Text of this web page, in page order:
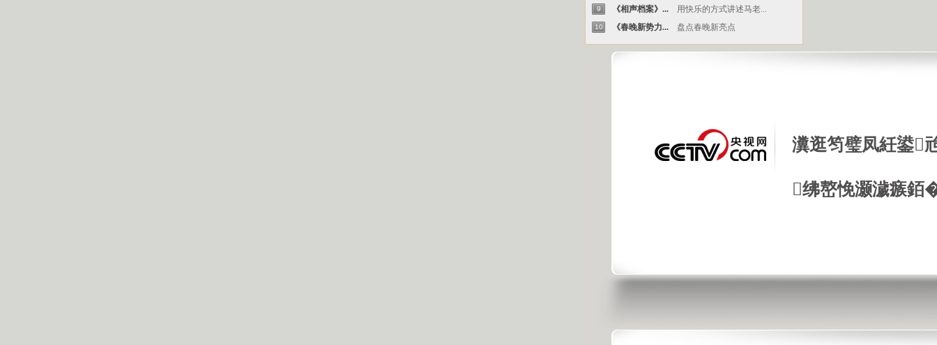
9 《相声档案》... 用快乐的方式讲述马老...
10 《春晚新势力... 盘点春晚新亮点
瀵逛笉璧凤紝鍙
绋嶅悗灏濊瘯銆